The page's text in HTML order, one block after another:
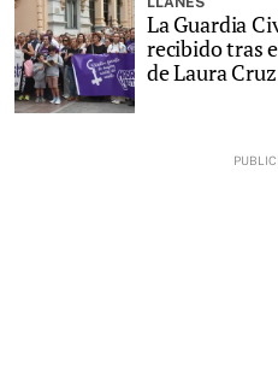
La Guardia
recibido tras
de Laura